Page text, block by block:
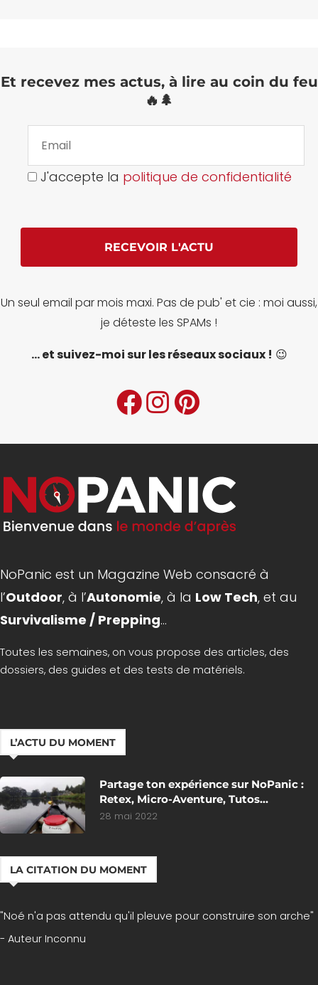
Et recevez mes actus, à lire au coin du feu
🔥🌲
J'accepte la politique de confidentialité
Un seul email par mois maxi. Pas de pub' et cie : moi aussi,
je déteste les SPAMs !
... et suivez-moi sur les réseaux sociaux ! 😉
NoPanic est un Magazine Web consacré à
l’Outdoor, à l’Autonomie, à la Low Tech, et au
Survivalisme / Prepping...
Toutes les semaines, on vous propose des articles, des
dossiers, des guides et des tests de matériels.
L’ACTU DU MOMENT
Partage ton expérience sur NoPanic :
Retex, Micro-Aventure, Tutos…
28 mai 2022
LA CITATION DU MOMENT
"Noé n'a pas attendu qu'il pleuve pour construire son arche"
- Auteur Inconnu